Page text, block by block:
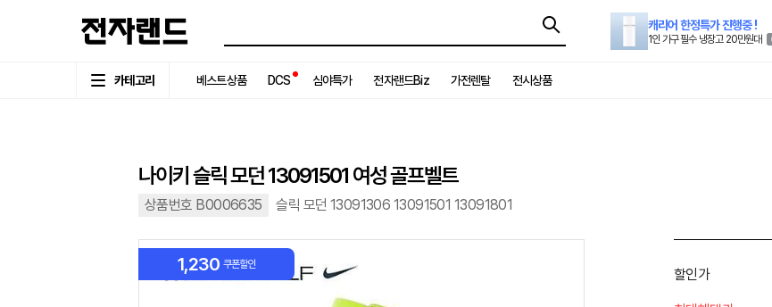
캐리어 한정특가 진행중 !
1인 가구 필수 냉장고 20만원대
카테고리 베스트상품 DCS 심야특가 전자랜드Biz 가전렌탈 전시상품
나이키 슬릭 모던 13091501 여성 골프벨트
상품번호 B0006635 슬릭 모던 13091306 13091501 13091801
1,230 쿠폰할인
할인가